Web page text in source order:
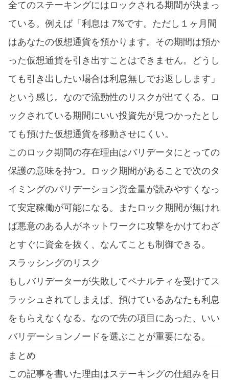
全てのステーキングにはロックされる期間が決まっ
ている。例えば「利息は 7%です。ただし１ヶ月間
はあなたの仮想通貨を預かります。その期間は預か
った仮想通貨を引き出すことはできません。どうし
ても引き出したい場合は利息無しでお返しします」
という感じ。なので流動性のリスクが出てくる。ロ
ックされている期間にいい投資先が見つかったとし
ても預けた仮想通貨を移動させにくい。
このロック期間の存在理由はバリデータにとっての
保護の意味を持つ。ロック期間があることで次のタ
イミングのバリデーション資金量が読みやすくなっ
て安定稼働が可能になる。またロック期間が無けれ
ば悪意のある人がネットワークに攻撃をかけてわざ
とすぐに資金を抜く、なんてことも制御できる。
スラッシングのリスク
もしバリデーターが失敗してペナルティを受けてス
ラッシュされてしまえば、預けているあなたも利息
をもらえなくなる。なので先の項目にあった、いい
バリデーションノードを選ぶことが重要になる。
まとめ
この記事を書いた理由はステーキングの仕組みを日